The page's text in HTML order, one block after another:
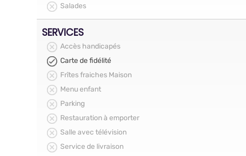
Salades
SERVICES
Accès handicapés
Carte de fidélité
Frîtes fraiches Maison
Menu enfant
Parking
Restauration à emporter
Salle avec télévision
Service de livraison